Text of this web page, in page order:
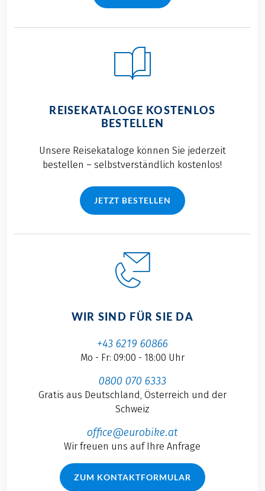
REISEKATALOGE KOSTENLOS
BESTELLEN
Unsere Reisekataloge können Sie jederzeit
bestellen – selbstverständlich kostenlos!
JETZT BESTELLEN
WIR SIND FÜR SIE DA
+43 6219 60866
Mo - Fr: 09:00 - 18:00 Uhr
0800 070 6333
Gratis aus Deutschland, Österreich und der
Schweiz
office@eurobike.at
Wir freuen uns auf Ihre Anfrage
ZUM KONTAKTFORMULAR